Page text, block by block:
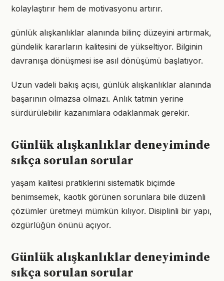
kolaylaştırır hem de motivasyonu artırır.
günlük alışkanlıklar alanında bilinç düzeyini artırmak,
gündelik kararların kalitesini de yükseltiyor. Bilginin
davranışa dönüşmesi ise asıl dönüşümü başlatıyor.
Uzun vadeli bakış açısı, günlük alışkanlıklar alanında
başarının olmazsa olmazı. Anlık tatmin yerine
sürdürülebilir kazanımlara odaklanmak gerekir.
Günlük alışkanlıklar deneyiminde
sıkça sorulan sorular
yaşam kalitesi pratiklerini sistematik biçimde
benimsemek, kaotik görünen sorunlara bile düzenli
çözümler üretmeyi mümkün kılıyor. Disiplinli bir yapı,
özgürlüğün önünü açıyor.
Günlük alışkanlıklar deneyiminde
sıkça sorulan sorular